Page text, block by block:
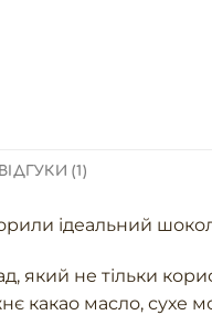
ВІДГУКИ (1)
ідеальний
який не тільки
какао масло, сухе